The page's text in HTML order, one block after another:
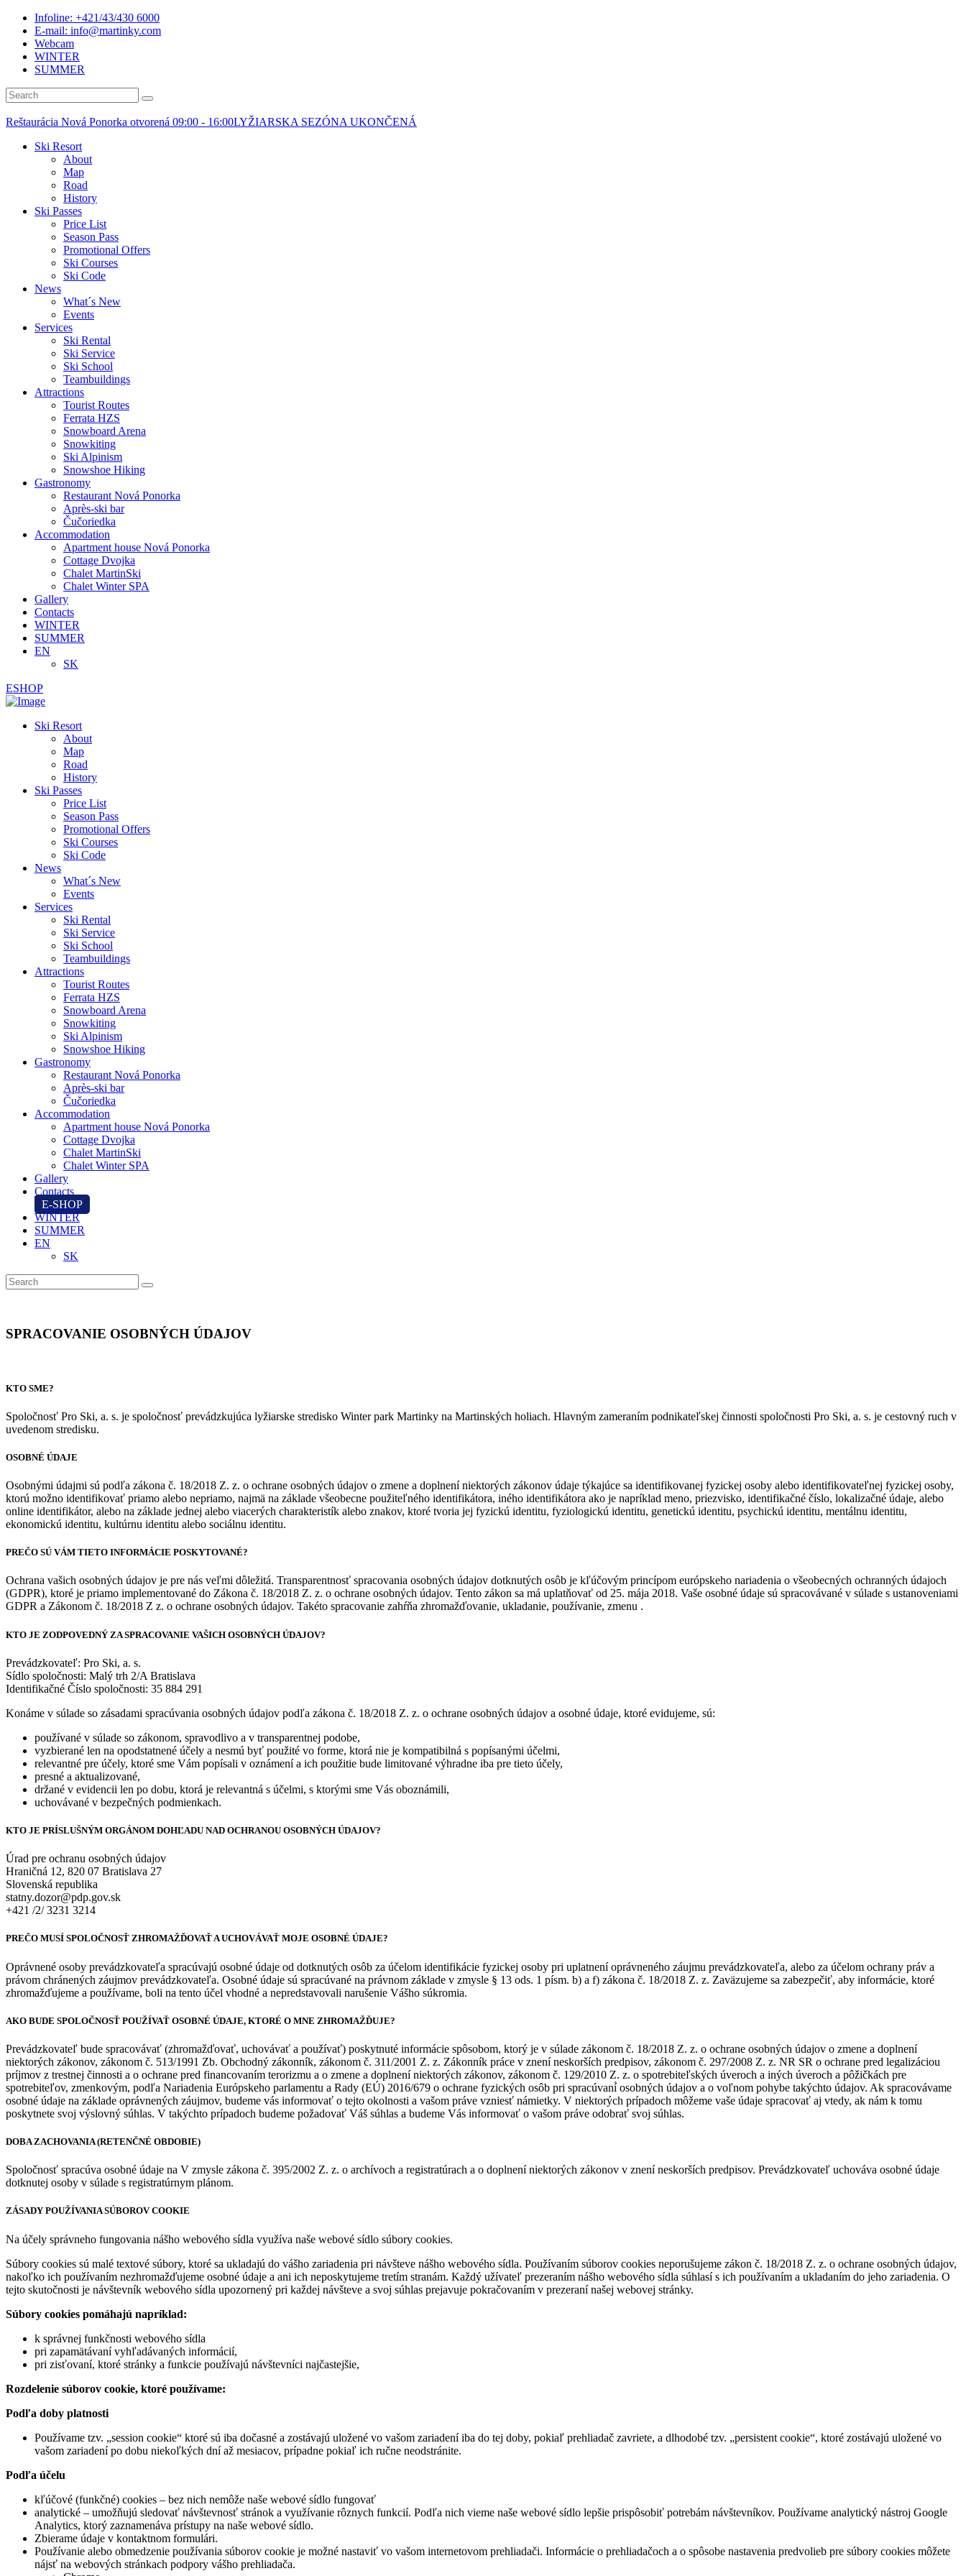
Infoline: +421/43/430 6000
E-mail: info@martinky.com
Webcam
WINTER
SUMMER
Reštaurácia Nová Ponorka otvorená 09:00 - 16:00LYŽIARSKA SEZÓNA UKONČENÁ
Ski Resort
About
Map
Road
History
Ski Passes
Price List
Season Pass
Promotional Offers
Ski Courses
Ski Code
News
What´s New
Events
Services
Ski Rental
Ski Service
Ski School
Teambuildings
Attractions
Tourist Routes
Ferrata HZS
Snowboard Arena
Snowkiting
Ski Alpinism
Snowshoe Hiking
Gastronomy
Restaurant Nová Ponorka
Après-ski bar
Čučoriedka
Accommodation
Apartment house Nová Ponorka
Cottage Dvojka
Chalet MartinSki
Chalet Winter SPA
Gallery
Contacts
WINTER
SUMMER
EN
SK
ESHOP
Ski Resort
About
Map
Road
History
Ski Passes
Price List
Season Pass
Promotional Offers
Ski Courses
Ski Code
News
What´s New
Events
Services
Ski Rental
Ski Service
Ski School
Teambuildings
Attractions
Tourist Routes
Ferrata HZS
Snowboard Arena
Snowkiting
Ski Alpinism
Snowshoe Hiking
Gastronomy
Restaurant Nová Ponorka
Après-ski bar
Čučoriedka
Accommodation
Apartment house Nová Ponorka
Cottage Dvojka
Chalet MartinSki
Chalet Winter SPA
Gallery
Contacts
E-SHOP
WINTER
SUMMER
EN
SK
SPRACOVANIE OSOBNÝCH ÚDAJOV
KTO SME?
Spoločnosť Pro Ski, a. s. je spoločnosť prevádzkujúca lyžiarske stredisko Winter park Martinky na Martinských holiach. Hlavným zameraním podnikateľskej činnosti spoločnosti Pro Ski, a. s. je cestovný ruch v
uvedenom stredisku.
OSOBNÉ ÚDAJE
Osobnými údajmi sú podľa zákona č. 18/2018 Z. z. o ochrane osobných údajov o zmene a doplnení niektorých zákonov údaje týkajúce sa identifikovanej fyzickej osoby alebo identifikovateľnej fyzickej osoby,
ktorú možno identifikovať priamo alebo nepriamo, najmä na základe všeobecne použiteľného identifikátora, iného identifikátora ako je napríklad meno, priezvisko, identifikačné číslo, lokalizačné údaje, alebo
online identifikátor, alebo na základe jednej alebo viacerých charakteristík alebo znakov, ktoré tvoria jej fyzickú identitu, fyziologickú identitu, genetickú identitu, psychickú identitu, mentálnu identitu,
ekonomickú identitu, kultúrnu identitu alebo sociálnu identitu.
PREČO SÚ VÁM TIETO INFORMÁCIE POSKYTOVANÉ?
Ochrana vašich osobných údajov je pre nás veľmi dôležitá. Transparentnosť spracovania osobných údajov dotknutých osôb je kľúčovým princípom európskeho nariadenia o všeobecných ochranných údajoch
(GDPR), ktoré je priamo implementované do Zákona č. 18/2018 Z. z. o ochrane osobných údajov. Tento zákon sa má uplatňovať od 25. mája 2018. Vaše osobné údaje sú spracovávané v súlade s ustanoveniami
GDPR a Zákonom č. 18/2018 Z z. o ochrane osobných údajov. Takéto spracovanie zahŕňa zhromažďovanie, ukladanie, používanie, zmenu .
KTO JE ZODPOVEDNÝ ZA SPRACOVANIE VAŠICH OSOBNÝCH ÚDAJOV?
Prevádzkovateľ: Pro Ski, a. s.
Sídlo spoločnosti: Malý trh 2/A Bratislava
Identifikačné Číslo spoločnosti: 35 884 291
Konáme v súlade so zásadami spracúvania osobných údajov podľa zákona č. 18/2018 Z. z. o ochrane osobných údajov a osobné údaje, ktoré evidujeme, sú:
používané v súlade so zákonom, spravodlivo a v transparentnej podobe,
vyzbierané len na opodstatnené účely a nesmú byť použité vo forme, ktorá nie je kompatibilná s popísanými účelmi,
relevantné pre účely, ktoré sme Vám popísali v oznámení a ich použitie bude limitované výhradne iba pre tieto účely,
presné a aktualizované,
držané v evidencii len po dobu, ktorá je relevantná s účelmi, s ktorými sme Vás oboznámili,
uchovávané v bezpečných podmienkach.
KTO JE PRÍSLUŠNÝM ORGÁNOM DOHĽADU NAD OCHRANOU OSOBNÝCH ÚDAJOV?
Úrad pre ochranu osobných údajov
Hraničná 12, 820 07 Bratislava 27
Slovenská republika
statny.dozor@pdp.gov.sk
+421 /2/ 3231 3214
PREČO MUSÍ SPOLOČNOSŤ ZHROMAŽĎOVAŤ A UCHOVÁVAŤ MOJE OSOBNÉ ÚDAJE?
Oprávnené osoby prevádzkovateľa spracúvajú osobné údaje od dotknutých osôb za účelom identifikácie fyzickej osoby pri uplatnení oprávneného záujmu prevádzkovateľa, alebo za účelom ochrany práv a
právom chránených záujmov prevádzkovateľa. Osobné údaje sú spracúvané na právnom základe v zmysle § 13 ods. 1 písm. b) a f) zákona č. 18/2018 Z. z. Zaväzujeme sa zabezpečiť, aby informácie, ktoré
zhromažďujeme a používame, boli na tento účel vhodné a nepredstavovali narušenie Vášho súkromia.
AKO BUDE SPOLOČNOSŤ POUŽÍVAŤ OSOBNÉ ÚDAJE, KTORÉ O MNE ZHROMAŽĎUJE?
Prevádzkovateľ bude spracovávať (zhromažďovať, uchovávať a používať) poskytnuté informácie spôsobom, ktorý je v súlade zákonom č. 18/2018 Z. z. o ochrane osobných údajov o zmene a doplnení
niektorých zákonov, zákonom č. 513/1991 Zb. Obchodný zákonník, zákonom č. 311/2001 Z. z. Zákonník práce v znení neskorších predpisov, zákonom č. 297/2008 Z. z. NR SR o ochrane pred legalizáciou
príjmov z trestnej činnosti a o ochrane pred financovaním terorizmu a o zmene a doplnení niektorých zákonov, zákonom č. 129/2010 Z. z. o spotrebiteľských úveroch a iných úveroch a pôžičkách pre
spotrebiteľov, zmenkovým, podľa Nariadenia Európskeho parlamentu a Rady (EÚ) 2016/679 o ochrane fyzických osôb pri spracúvaní́ osobných údajov a o voľnom pohybe takýchto údajov. Ak spracovávame
osobné údaje na základe oprávnených záujmov, budeme vás informovať o tejto okolnosti a vašom práve vzniesť námietky. V niektorých prípadoch môžeme vaše údaje spracovať aj vtedy, ak nám k tomu
poskytnete svoj výslovný súhlas. V takýchto prípadoch budeme požadovať Váš súhlas a budeme Vás informovať o vašom práve odobrať svoj súhlas.
DOBA ZACHOVANIA (RETENČNÉ OBDOBIE)
Spoločnosť spracúva osobné údaje na V zmysle zákona č. 395/2002 Z. z. o archívoch a registratúrach a o doplnení niektorých zákonov v znení neskorších predpisov. Prevádzkovateľ uchováva osobné údaje
dotknutej osoby v súlade s registratúrnym plánom.
ZÁSADY POUŽÍVANIA SÚBOROV COOKIE
Na účely správneho fungovania nášho webového sídla využíva naše webové sídlo súbory cookies.
Súbory cookies sú malé textové súbory, ktoré sa ukladajú do vášho zariadenia pri návšteve nášho webového sídla. Používaním súborov cookies neporušujeme zákon č. 18/2018 Z. z. o ochrane osobných údajov,
nakoľko ich používaním nezhromažďujeme osobné údaje a ani ich neposkytujeme tretím stranám. Každý užívateľ prezeraním nášho webového sídla súhlasí s ich používaním a ukladaním do jeho zariadenia. O
tejto skutočnosti je návštevník webového sídla upozornený pri každej návšteve a svoj súhlas prejavuje pokračovaním v prezeraní našej webovej stránky.
Súbory cookies pomáhajú napríklad:
k správnej funkčnosti webového sídla
pri zapamätávaní vyhľadávaných informácií,
pri zisťovaní, ktoré stránky a funkcie používajú návštevníci najčastejšie,
Rozdelenie súborov cookie, ktoré používame:
Podľa doby platnosti
Používame tzv. „session cookie“ ktoré sú iba dočasné a zostávajú uložené vo vašom zariadení iba do tej doby, pokiaľ prehliadač zavriete, a dlhodobé tzv. „persistent cookie“, ktoré zostávajú uložené vo
vašom zariadení po dobu niekoľkých dní až mesiacov, prípadne pokiaľ ich ručne neodstránite.
Podľa účelu
kľúčové (funkčné) cookies – bez nich nemôže naše webové sídlo fungovať
analytické – umožňujú sledovať návštevnosť stránok a využívanie rôznych funkcií. Podľa nich vieme naše webové sídlo lepšie prispôsobiť potrebám návštevníkov. Používame analytický nástroj Google
Analytics, ktorý zaznamenáva prístupy na naše webové sídlo.
Zbierame údaje v kontaktnom formulári.
Používanie alebo obmedzenie používania súborov cookie je možné nastaviť vo vašom internetovom prehliadači. Informácie o prehliadačoch a o spôsobe nastavenia predvolieb pre súbory cookies môžete
nájsť na webových stránkach podpory vášho prehliadača.